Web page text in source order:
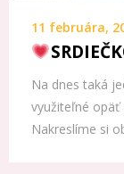
11 februára,
Na dnes taká
využiteľné opäť
Nakreslíme si